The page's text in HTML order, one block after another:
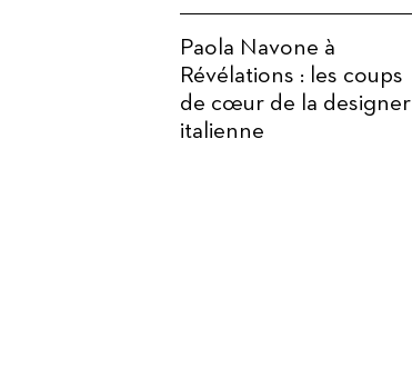
Paola Navone à
Révélations : les coups
de cœur de la designer
italienne